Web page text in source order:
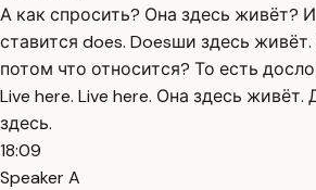
А как спросить? Она здесь живёт?
ставится does. Doesши здесь живёт.
потом что относится? То есть
Live here. Live here. Она здесь
здесь.
18:09
Speaker A